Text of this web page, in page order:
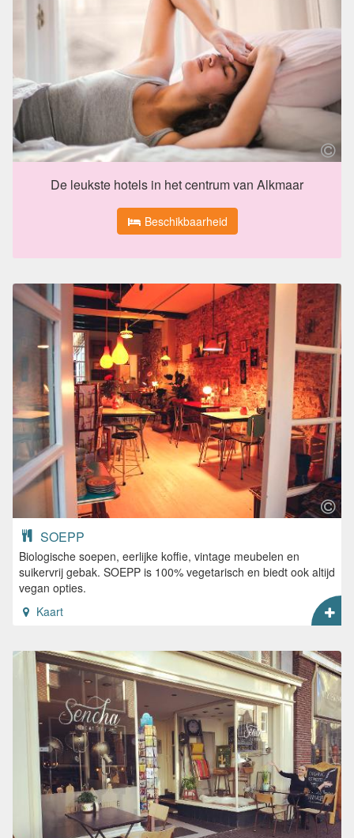
De leukste hotels in het centrum van Alkmaar
Beschikbaarheid
SOEPP
Biologische soepen, eerlijke koffie, vintage meubelen en
suikervrij gebak. SOEPP is 100% vegetarisch en biedt ook altijd
vegan opties.
Kaart